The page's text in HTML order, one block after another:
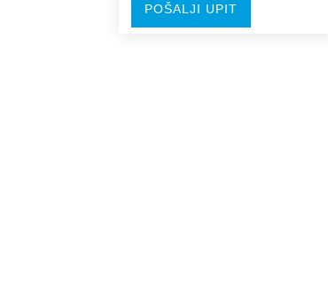
POŠALJI UPIT